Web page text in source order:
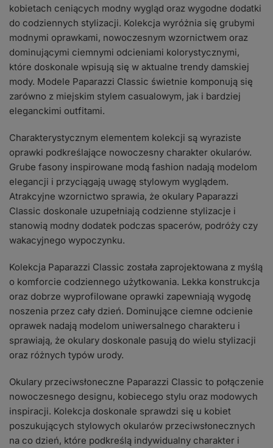
kobietach ceniących modny wygląd oraz wygodne dodatki
do codziennych stylizacji. Kolekcja wyróżnia się grubymi
modnymi oprawkami, nowoczesnym wzornictwem oraz
dominującymi ciemnymi odcieniami kolorystycznymi,
które doskonale wpisują się w aktualne trendy damskiej
mody. Modele Paparazzi Classic świetnie komponują się
zarówno z miejskim stylem casualowym, jak i bardziej
eleganckimi outfitami.
Charakterystycznym elementem kolekcji są wyraziste
oprawki podkreślające nowoczesny charakter okularów.
Grube fasony inspirowane modą fashion nadają modelom
elegancji i przyciągają uwagę stylowym wyglądem.
Atrakcyjne wzornictwo sprawia, że okulary Paparazzi
Classic doskonale uzupełniają codzienne stylizacje i
stanowią modny dodatek podczas spacerów, podróży czy
wakacyjnego wypoczynku.
Kolekcja Paparazzi Classic została zaprojektowana z myślą
o komforcie codziennego użytkowania. Lekka konstrukcja
oraz dobrze wyprofilowane oprawki zapewniają wygodę
noszenia przez cały dzień. Dominujące ciemne odcienie
oprawek nadają modelom uniwersalnego charakteru i
sprawiają, że okulary doskonale pasują do wielu stylizacji
oraz różnych typów urody.
Okulary przeciwsłoneczne Paparazzi Classic to połączenie
nowoczesnego designu, kobiecego stylu oraz modowych
inspiracji. Kolekcja doskonale sprawdzi się u kobiet
poszukujących stylowych okularów przeciwsłonecznych
na co dzień, które podkreślą indywidualny charakter i